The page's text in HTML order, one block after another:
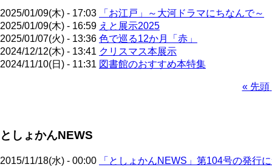
2025/01/09(木) - 17:03
「お江戸」～大河ドラマにちなんで～
2025/01/09(木) - 16:59 えと展示2025
2025/01/07(火) - 13:36 色で巡る12か月「赤」
2024/12/12(木) - 13:41 クリスマス本展示
2024/11/10(日) - 11:31 図書館のおすすめ本特集
送
先
« 先頭
としょかんNEWS
2015/11/18(水) - 00:00
「としょかんNEWS」第104号の発行